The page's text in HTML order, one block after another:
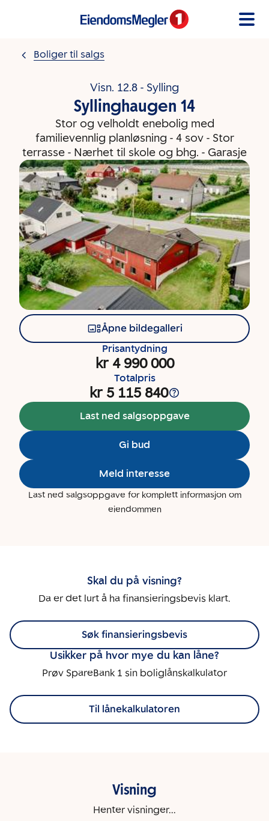
Boliger til salgs
Visn. 12.8 - Sylling
Syllinghaugen 14
Stor og velholdt enebolig med
familievennlig planløsning - 4 sov - Stor
terrasse - Nærhet til skole og bhg. - Garasje
Åpne bildegalleri
Prisantydning
kr 4 990 000
Totalpris
kr 5 115 840
Last ned salgsoppgave
Gi bud
Meld interesse
Last ned salgsoppgave for komplett informasjon om
eiendommen
Skal du på visning?
Da er det lurt å ha finansieringsbevis klart.
Søk finansieringsbevis
Usikker på hvor mye du kan låne?
Prøv SpareBank 1 sin boliglånskalkulator
Til lånekalkulatoren
Visning
Henter visninger...